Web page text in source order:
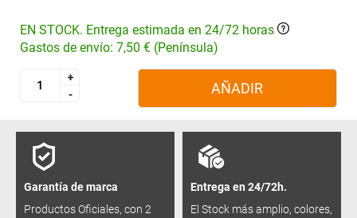
EN STOCK. Entrega estimada en 24/72 horas
Gastos de envío: 7,50 € (Península)
+
-
+
-
AÑADIR
Garantía de marca
Productos Oficiales, con 2
Entrega en 24/72h.
El Stock más amplio, colores,